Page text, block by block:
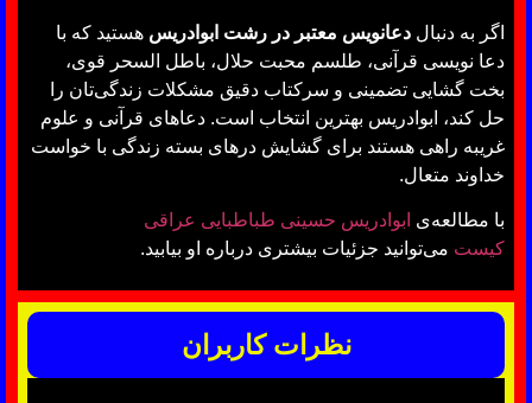
اگر به دنبال دعانویس معتبر در رشت ابوادریس هستید که با
دعا نویسی قرآنی، طلسم محبت حلال، باطل السحر قوی،
بخت گشایی تضمینی و سرکتاب دقیق مشکلات زندگی‌تان را
حل کند، ابوادریس بهترین انتخاب است. دعاهای قرآنی و علوم
غریبه راهی هستند برای گشایش درهای بسته زندگی با خواست
خداوند متعال.
با مطالعه‌ی ابوادریس حسینی طباطبایی عراقی
کیست می‌توانید جزئیات بیشتری درباره او بیابید.
نظرات کاربران